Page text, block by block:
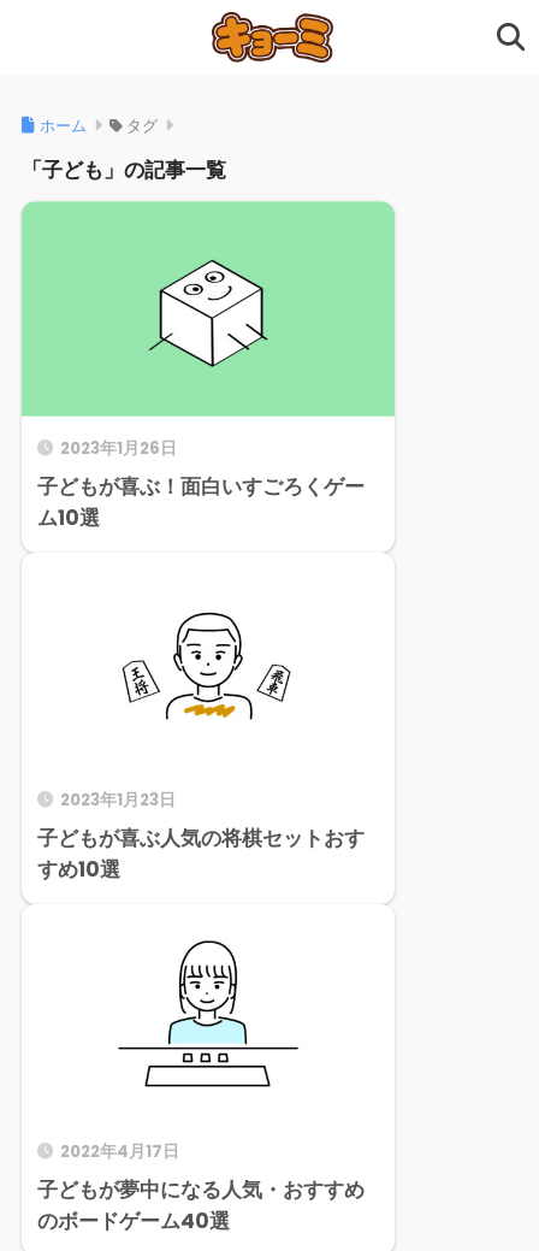
ホーム タグ
「子ども」の記事一覧
2023年1月26日
子どもが喜ぶ！面白いすごろくゲー
ム10選
2023年1月23日
子どもが喜ぶ人気の将棋セットおす
すめ10選
2022年4月17日
子どもが夢中になる人気・おすすめ
のボードゲーム40選